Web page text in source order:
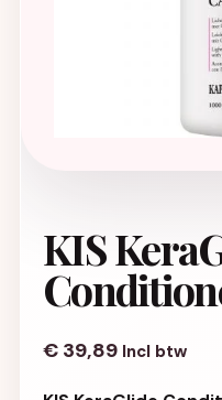
KIS
€ 39,89 Incl btw